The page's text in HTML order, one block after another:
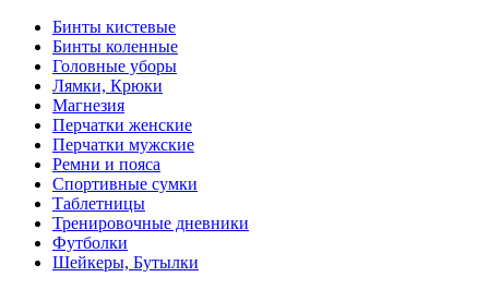
Бинты кистевые
Бинты коленные
Головные уборы
Лямки, Крюки
Магнезия
Перчатки женские
Перчатки мужские
Ремни и пояса
Спортивные сумки
Таблетницы
Тренировочные дневники
Футболки
Шейкеры, Бутылки